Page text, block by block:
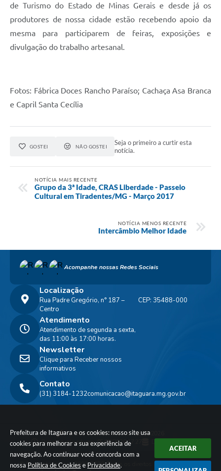
Prefeitura de Itaguara e os cookies: nosso site usa
cookies para melhorar a sua experiência de
navegação. Ao continuar você concorda com a
nossa Política de Cookies e Privacidade.
ACEITAR
de Turismo do Estado de Minas Gerais e desde já os
produtores de nossa cidade estão recebendo apoio da
mesma para participarem de feiras, exposições e
divulgação do trabalho artesanal.
Fotos: Fábrica Doces Rancho Paraíso; Cachaça Asa Branca
e Capril Santa Cecília
GOSTEI NÃO GOSTEI
Seja o primeiro a curtir esta
notícia.
NOTÍCIA MAIS RECENTE
Grupo da 3ª Idade, CRAS Liberdade - Passeio
Cultural em Tiradentes/MG - Março 2017
NOTÍCIA MENOS RECENTE
Intercâmbio Melhor Idade
Acompanhe nossas Redes Sociais
Localização
Rua Padre Gregório, n° 187 –
Centro
CEP: 35488-000
Contato
(31) 3184-1232comunicacao@itaguara.mg.gov.br
Atendimento
Atendimento de segunda a sexta,
das 11:00 às 17:00 horas.
Newsletter
Clique para Receber nossos
informativos
Versão do Sistema:3.5.3 - 19/06/2026
Portal atualizado em:05/08/2026 17:27 Dados Abertos
© Copyright Instar - 2006-2026. Todos os direitos